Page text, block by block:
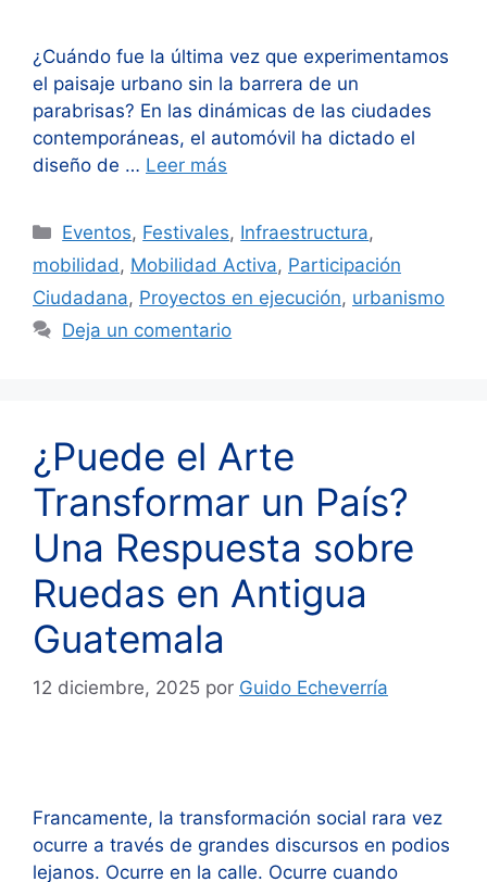
¿Cuándo fue la última vez que experimentamos
el paisaje urbano sin la barrera de un
parabrisas? En las dinámicas de las ciudades
contemporáneas, el automóvil ha dictado el
diseño de … Leer más
Categorías
Eventos, Festivales, Infraestructura,
mobilidad, Mobilidad Activa, Participación
Ciudadana, Proyectos en ejecución, urbanismo
Deja un comentario
¿Puede el Arte
Transformar un País?
Una Respuesta sobre
Ruedas en Antigua
Guatemala
12 diciembre, 2025 por Guido Echeverría
Francamente, la transformación social rara vez
ocurre a través de grandes discursos en podios
lejanos. Ocurre en la calle. Ocurre cuando